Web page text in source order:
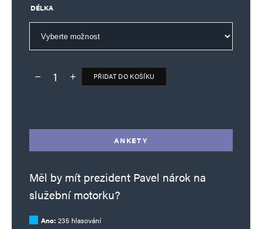
DÉLKA
Deník TO – verze bez reklam množství
PŘIDAT DO KOŠÍKU
ANKETY
Měl by mít prezident Pavel nárok na
služební motorku?
Ano: 235 hlasování